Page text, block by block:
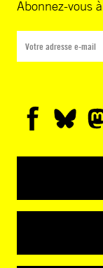
Abonnez-vous